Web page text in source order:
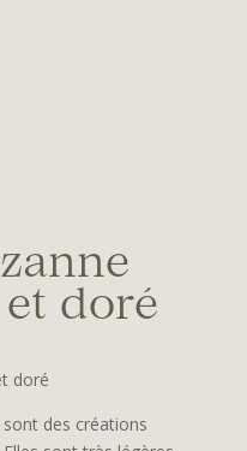
doré
doré
sont des créations